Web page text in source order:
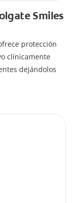
Smiles
protección
clínicamente
dejándolos